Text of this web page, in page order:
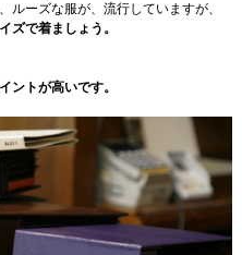
ルーズな服が、流行していますが、
ズで着ましょう。
ントが高いです。